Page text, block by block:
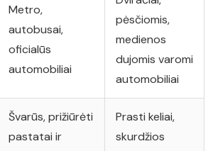
Metro,
autobusai,
oficialūs
automobiliai
pėsčiomis,
medienos
dujomis varomi
automobiliai
Švarūs, prižiūrėti
pastatai ir
Prasti keliai,
skurdžios